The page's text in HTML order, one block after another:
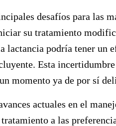
desafíos para las
su tratamiento
lactancia podría tener un
Esta
momento ya de por sí
actuales en el
a las